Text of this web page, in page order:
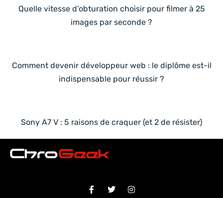
Quelle vitesse d’obturation choisir pour filmer à 25
images par seconde ?
Comment devenir développeur web : le diplôme est-il
indispensable pour réussir ?
Sony A7 V : 5 raisons de craquer (et 2 de résister)